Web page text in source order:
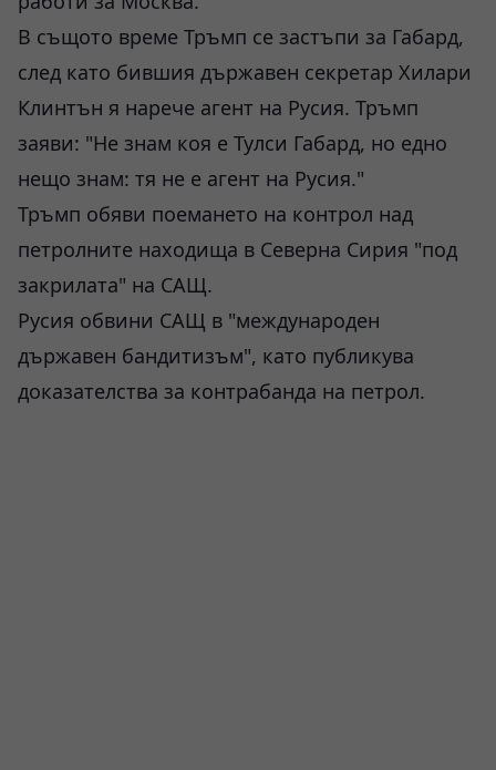
В същото време Тръмп се застъпи за Габард,
след като бившия държавен секретар Хилари
Клинтън я нарече агент на Русия. Тръмп
заяви: "Не знам коя е Тулси Габард, но едно
нещо знам: тя не е агент на Русия."
Тръмп обяви поемането на контрол над
петролните находища в Северна Сирия "под
закрилата" на САЩ.
Русия обвини САЩ в "международен
държавен бандитизъм", като публикува
доказателства за контрабанда на петрол.